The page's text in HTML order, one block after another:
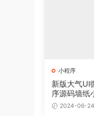
小程序
新版大气UI
序源码墙纸
2024-06-24